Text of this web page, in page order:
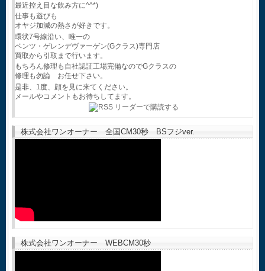
最近控え目な飲み方に^^*)
仕事も遊びも
オヤジ加減の熱さが好きです。
環状7号線沿い、唯一の
ベンツ・ゲレンデヴァーゲン(Gクラス)専門店
買取から引取まで行います。
もちろん修理も自社認証工場完備なのでGクラスの
修理も勿論 お任せ下さい。
是非、1度、顔を見に来てください。
メールやコメントもお待ちしてます。
株式会社ワンオーナー 全国CM30秒 BSフジver.
株式会社ワンオーナー WEBCM30秒